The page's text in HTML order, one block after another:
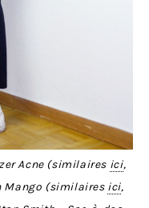
Acne (similaires ici,
Mango (similaires ici,